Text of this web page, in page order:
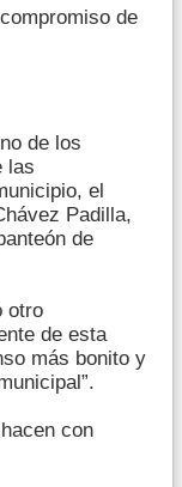
de
de los
las
el
Padilla,
de
otro
de esta
más bonito y
con